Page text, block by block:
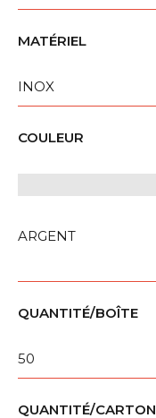
MATÉRIEL
INOX
COULEUR
ARGENT
QUANTITÉ/BOÎTE
50
QUANTITÉ/CARTON